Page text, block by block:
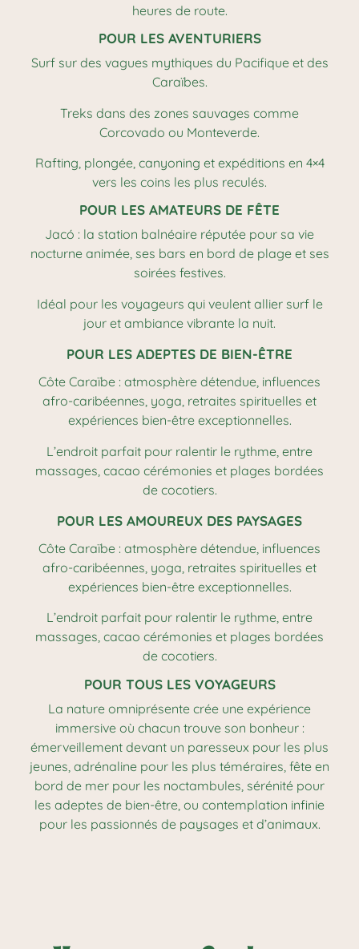
heures de route.
POUR LES AVENTURIERS
Surf sur des vagues mythiques du Pacifique et des
Caraïbes.
Treks dans des zones sauvages comme
Corcovado ou Monteverde.
Rafting, plongée, canyoning et expéditions en 4×4
vers les coins les plus reculés.
POUR LES AMATEURS DE FÊTE
Jacó : la station balnéaire réputée pour sa vie
nocturne animée, ses bars en bord de plage et ses
soirées festives.
Idéal pour les voyageurs qui veulent allier surf le
jour et ambiance vibrante la nuit.
POUR LES ADEPTES DE BIEN-ÊTRE
Côte Caraïbe : atmosphère détendue, influences
afro-caribéennes, yoga, retraites spirituelles et
expériences bien-être exceptionnelles.
L’endroit parfait pour ralentir le rythme, entre
massages, cacao cérémonies et plages bordées
de cocotiers.
POUR LES AMOUREUX DES PAYSAGES
Côte Caraïbe : atmosphère détendue, influences
afro-caribéennes, yoga, retraites spirituelles et
expériences bien-être exceptionnelles.
L’endroit parfait pour ralentir le rythme, entre
massages, cacao cérémonies et plages bordées
de cocotiers.
POUR TOUS LES VOYAGEURS
La nature omniprésente crée une expérience
immersive où chacun trouve son bonheur :
émerveillement devant un paresseux pour les plus
jeunes, adrénaline pour les plus téméraires, fête en
bord de mer pour les noctambules, sérénité pour
les adeptes de bien-être, ou contemplation infinie
pour les passionnés de paysages et d’animaux.